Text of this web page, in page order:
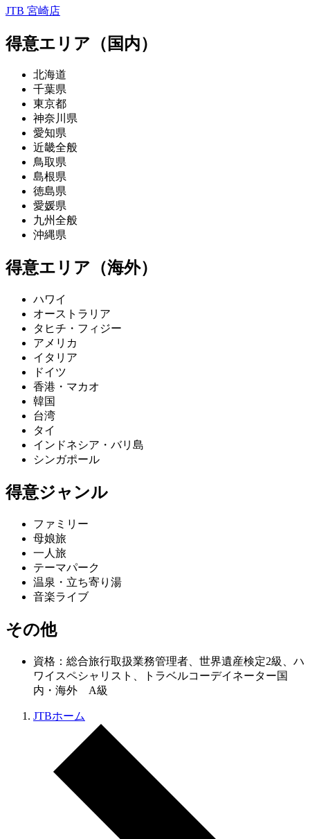
JTB 宮崎店
得意エリア（国内）
北海道
千葉県
東京都
神奈川県
愛知県
近畿全般
鳥取県
島根県
徳島県
愛媛県
九州全般
沖縄県
得意エリア（海外）
ハワイ
オーストラリア
タヒチ・フィジー
アメリカ
イタリア
ドイツ
香港・マカオ
韓国
台湾
タイ
インドネシア・バリ島
シンガポール
得意ジャンル
ファミリー
母娘旅
一人旅
テーマパーク
温泉・立ち寄り湯
音楽ライブ
その他
資格：総合旅行取扱業務管理者、世界遺産検定2級、ハ
ワイスペシャリスト、トラベルコーデイネーター国
内・海外 A級
JTBホーム